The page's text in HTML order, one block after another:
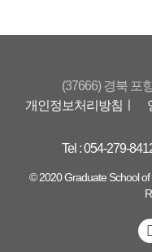
(37666) 경북 포
개인정보처리방침 ㅣ
Tel : 054-279-
© 2020 Graduate School of